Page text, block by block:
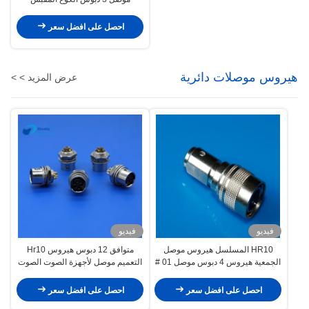
احصل على افضل سعر
هيروس موصلات دائرية عرض المزيد > >
فيديو
HR10 المسلسل هيروس موصل
الجمعية هيروس 4 دبوس موصل 01 #
احصل على افضل سعر
فيديو
متوافق 12 دبوس هيروس Hr10
التعميم موصل لأجهزة الصوت الصوت
احصل على افضل سعر